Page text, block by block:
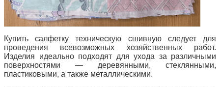
Купить салфетку техническую сшивную следует для
проведения всевозможных хозяйственных работ.
Изделия идеально подходят для ухода за различными
поверхностями — деревянными, стеклянными,
пластиковыми, а также металлическими.